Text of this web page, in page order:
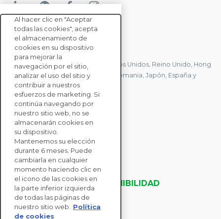
CONTACTE CON NOSOTROS
Tenemos oficinas en Francia, Estados Unidos, Reino Unido, Hong
Kong, Mauricio, Polonia, Canadá, Alemania, Japón, España y
Singapur.
CONTACTE CON
NOSOTROS
SOLUCIONES
PARA EMPRESAS
EVALUACIONES DE SOSTENIBILIDAD
RECURSOS
ACERCA DE NOSOTROS
Al hacer clic en "Aceptar
todas las cookies", acepta
el almacenamiento de
cookies en su dispositivo
para mejorar la
navegación por el sitio,
analizar el uso del sitio y
contribuir a nuestros
esfuerzos de marketing. Si
continúa navegando por
nuestro sitio web, no se
almacenarán cookies en
su dispositivo.
Mantenemos su elección
durante 6 meses. Puede
cambiarla en cualquier
momento haciendo clic en
el icono de las cookies en
la parte inferior izquierda
de todas las páginas de
nuestro sitio web.
Política
de cookies